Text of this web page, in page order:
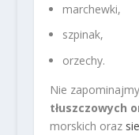
marchewki,
szpinak,
orzechy.
Nie
tłuszczowych
morskich oraz